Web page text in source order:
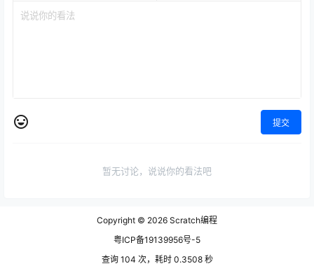
提交
暂无讨论，说说你的看法吧
Copyright © 2026 Scratch编程
粤ICP备19139956号-5
查询 104 次，耗时 0.3508 秒